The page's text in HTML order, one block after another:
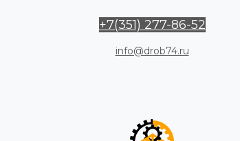
+7(351) 277-86-52
info@drob74.ru